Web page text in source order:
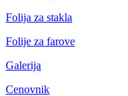
Folija za stakla
Folije za farove
Galerija
Cenovnik